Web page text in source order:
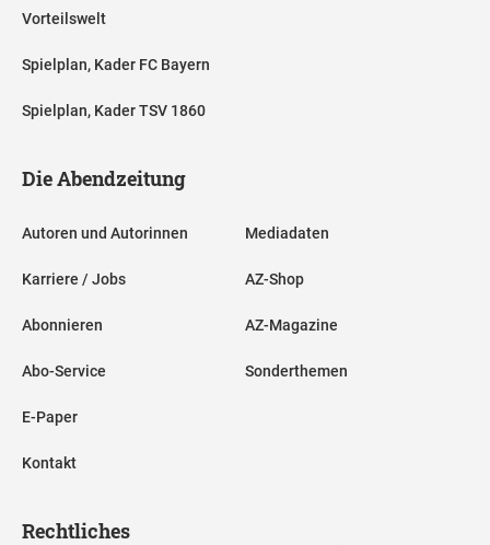
Vorteilswelt
Spielplan, Kader FC Bayern
Spielplan, Kader TSV 1860
Die Abendzeitung
Autoren und Autorinnen
Karriere / Jobs
Abonnieren
Abo-Service
E-Paper
Kontakt
Mediadaten
AZ-Shop
AZ-Magazine
Sonderthemen
Rechtliches